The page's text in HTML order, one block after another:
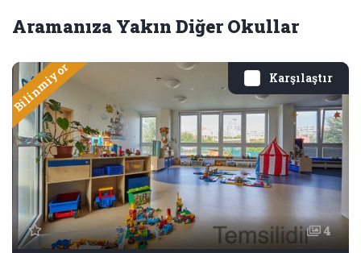
Aramanıza Yakın Diğer Okullar
Karşılaştır
Bilinmiyor
4